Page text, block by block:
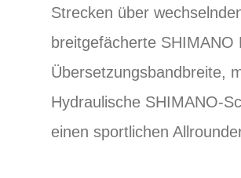
Strecken über
breitgefächerte
Übersetzungsbandbreite,
Hydraulische SHIMANO-
einen sportlichen